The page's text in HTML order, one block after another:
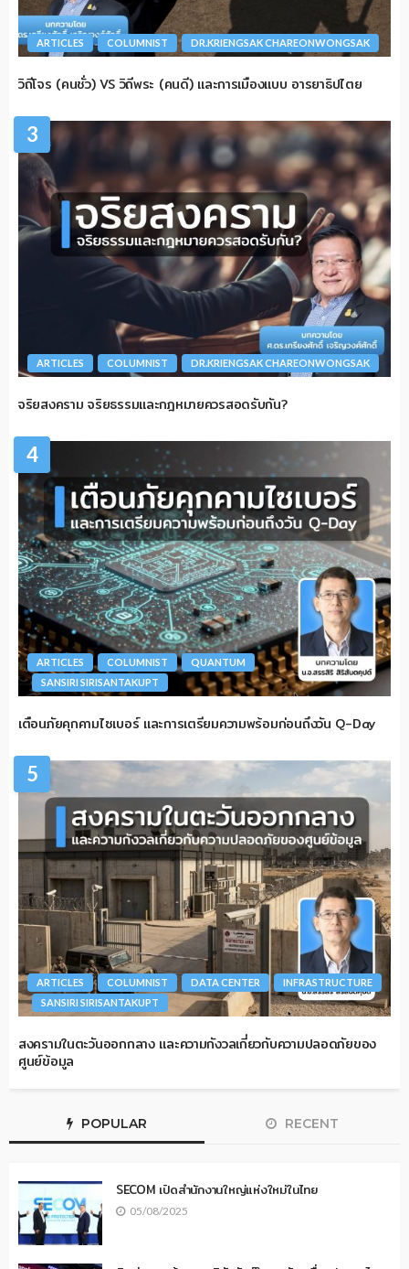
ARTICLES COLUMNIST DR.KRIENGSAK CHAREONWONGSAK
วิถีโจร (คนชั่ว) VS วิถีพระ (คนดี) และการเมืองแบบ อารยาธิปไตย
3
ARTICLES COLUMNIST DR.KRIENGSAK CHAREONWONGSAK
จริยสงคราม จริยธรรมและกฎหมายควรสอดรับกัน?
4
ARTICLES COLUMNIST
QUANTUM
SANSIRI SIRISANTAKUPT
เตือนภัยคุกคามไซเบอร์ และการเตรียมความพร้อมก่อนถึงวัน Q-Day
5
ARTICLES COLUMNIST DATA CENTER
INFRASTRUCTURE
SANSIRI SIRISANTAKUPT
สงครามในตะวันออกกลาง และความกังวลเกี่ยวกับความปลอดภัยของ
ศูนย์ข้อมูล
POPULAR RECENT
SECOM เปิดสำนักงานใหญ่แห่งใหม่ในไทย
05/08/2025